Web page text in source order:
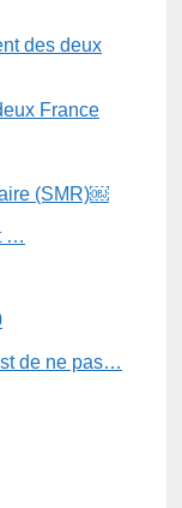
France
(SMR)￼
de ne pas…